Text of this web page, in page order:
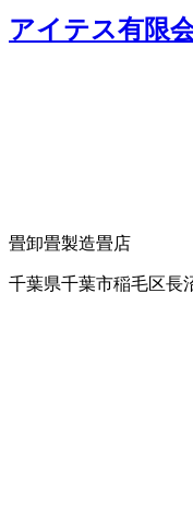
アイテス有限
畳卸畳製造畳店
千葉県千葉市稲毛区長